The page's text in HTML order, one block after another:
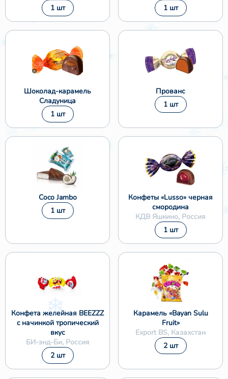
1 шт
1 шт
Шоколад-карамель
Сладуница
1 шт
Прованс
1 шт
Coco Jambo
1 шт
Конфеты «Lusso» черная
смородина
КДВ Яшкино, Россия
1 шт
Конфета желейная BEEZZZ
c начинкой тропический
вкус
БИ-энд-Би, Россия
2 шт
Карамель «Bayan Sulu
Fruit»
Export BS, Казахстан
2 шт